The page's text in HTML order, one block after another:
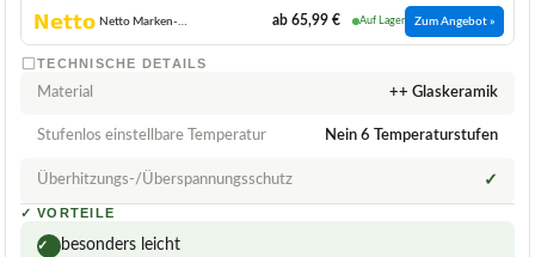
ab 65,99 € Auf Lager Zum Angebot »
TECHNISCHE DETAILS
Material ++ Glaskeramik
Stufenlos einstellbare Temperatur Nein 6 Temperaturstufen
Überhitzungs-/Überspannungsschutz ✓
✓ VORTEILE
✓ besonders leicht